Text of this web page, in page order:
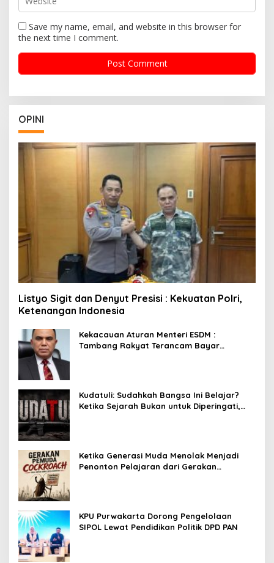
Save my name, email, and website in this browser for
the next time I comment.
OPINI
Listyo Sigit dan Denyut Presisi : Kekuatan Polri,
Ketenangan Indonesia
Kekacauan Aturan Menteri ESDM :
Tambang Rakyat Terancam Bayar
Kudatuli: Sudahkah Bangsa Ini Belajar?
Ketika Sejarah Bukan untuk Diperingati,
Ketika Generasi Muda Menolak Menjadi
Penonton Pelajaran dari Gerakan
KPU Purwakarta Dorong Pengelolaan
SIPOL Lewat Pendidikan Politik DPD PAN